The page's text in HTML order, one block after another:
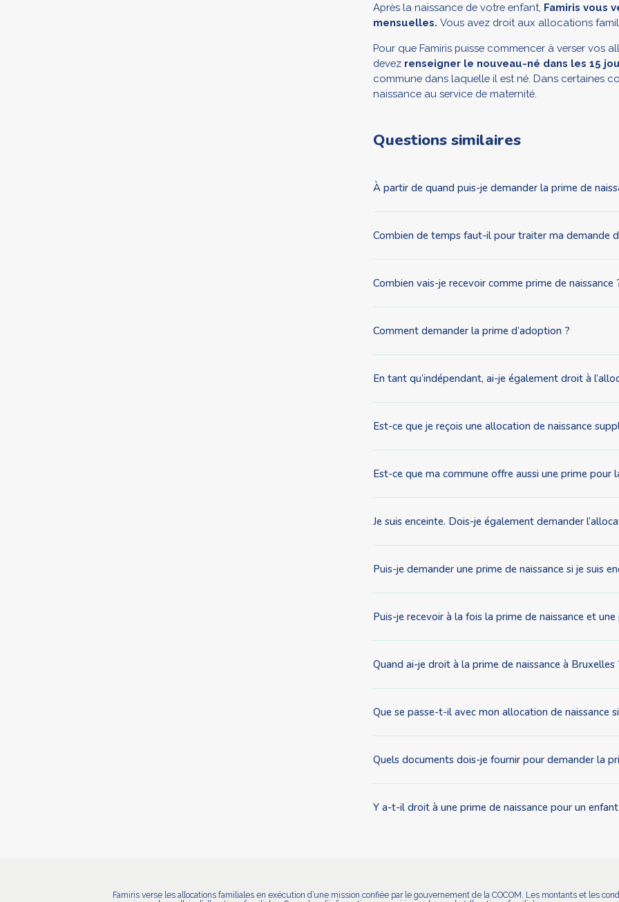
Après la naissance de votre enfant, Famiris vous
mensuelles. Vous avez droit aux allocations
Pour que Famiris puisse commencer à verser vos
devez renseigner le nouveau-né dans les 15
commune dans laquelle il est né. Dans certaines
naissance au service de maternité.
Questions similaires
À partir de quand puis-je demander la prime de
Combien de temps faut-il pour traiter ma demande
Combien vais-je recevoir comme prime de naissance
Comment demander la prime d’adoption ?
En tant qu’indépendant, ai-je également droit à
Est-ce que je reçois une allocation de naissance
Est-ce que ma commune offre aussi une prime pour
Je suis enceinte. Dois-je également demander
Puis-je demander une prime de naissance si je suis
Puis-je recevoir à la fois la prime de naissance et une
Quand ai-je droit à la prime de naissance à Bruxelles
Que se passe-t-il avec mon allocation de naissance si
Quels documents dois-je fournir pour demander la
Y a-t-il droit à une prime de naissance pour un enfant
Famiris verse les allocations familiales en exécution d’une mission confiée par le gouvernement de la COCOM. Les montants et les